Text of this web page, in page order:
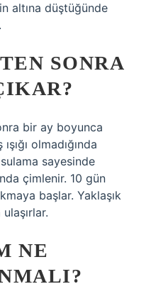
altına düştüğünde
SONRA
bir ay boyunca
olmadığında
sayesinde
çimlenir. 10 gün
başlar. Yaklaşık
NE